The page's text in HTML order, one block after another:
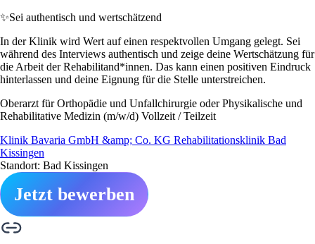
✨Sei authentisch und wertschätzend
In der Klinik wird Wert auf einen respektvollen Umgang gelegt. Sei
während des Interviews authentisch und zeige deine Wertschätzung für
die Arbeit der Rehabilitand*innen. Das kann einen positiven Eindruck
hinterlassen und deine Eignung für die Stelle unterstreichen.
Oberarzt für Orthopädie und Unfallchirurgie oder Physikalische und
Rehabilitative Medizin (m/w/d) Vollzeit / Teilzeit
Klinik Bavaria GmbH &amp; Co. KG Rehabilitationsklinik Bad
Kissingen
Standort: Bad Kissingen
Jetzt bewerben